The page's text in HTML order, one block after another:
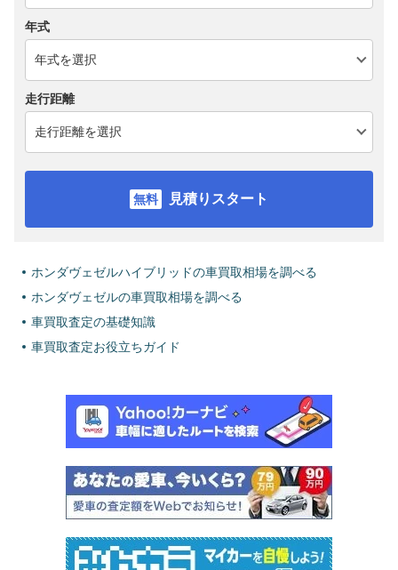
年式
走行距離
見積りスタート
ホンダヴェゼルハイブリッドの車買取相場を調べる
ホンダヴェゼルの車買取相場を調べる
車買取査定の基礎知識
車買取査定お役立ちガイド